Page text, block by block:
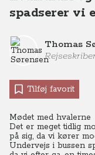
spadserer vi
Thomas
Tilføj favorit
Mødet med hvalerne
Det er meget tidlig
på sig, da vi kører
Undervejs i bussen